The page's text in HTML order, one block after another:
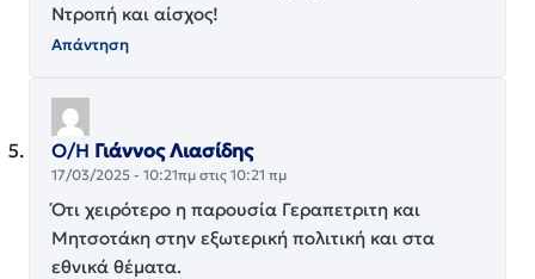
Ντροπή και αίσχος!
Απάντηση
Ο/Η Γιάννος Λιασίδης
17/03/2025 - 10:21πμ στις 10:21 πμ
Ότι χειρότερο η παρουσία Γεραπετριτη και
Μητσοτάκη στην εξωτερική πολιτική και στα
εθνικά θέματα.